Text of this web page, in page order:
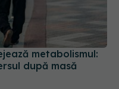
metabolismul:
după masă